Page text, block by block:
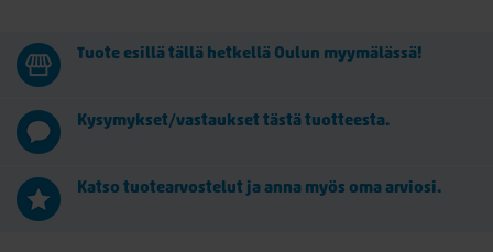
Tuote esillä tällä hetkellä Oulun myymälässä!
Kysymykset/vastaukset tästä tuotteesta.
Katso tuotearvostelut ja anna myös oma arviosi.